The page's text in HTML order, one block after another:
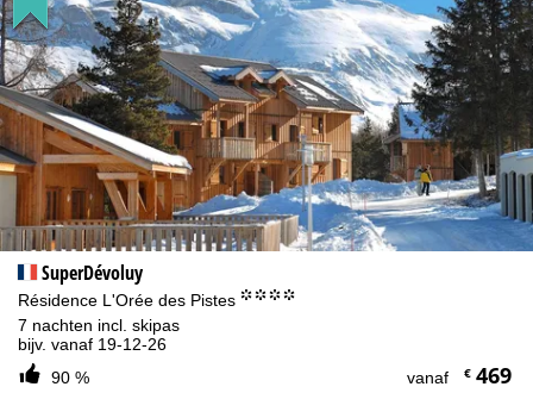
SuperDévoluy
Résidence L'Orée des Pistes °°°°
7 nachten incl. skipas
bijv. vanaf 19-12-26
90 %
vanaf €469